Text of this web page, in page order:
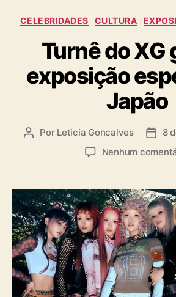
AC
t
e
g
o
r
i
CELEBRIDADES CULTURA
Turnê do XG
exposição
Japão
A
r
d
o
p
o
s
t
Por Leticia Goncalves
D
d
e
p
u
b
l
i
c
a
8
Nenhum